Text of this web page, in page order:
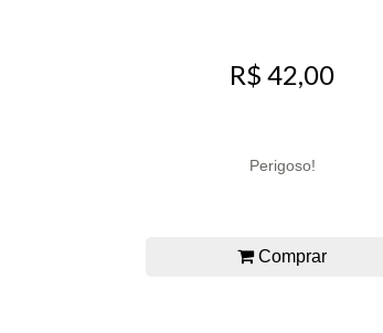
R$ 42,00
Perigoso!
Comprar